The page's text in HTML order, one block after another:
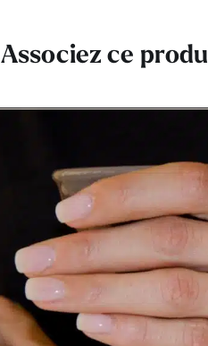
Associez ce